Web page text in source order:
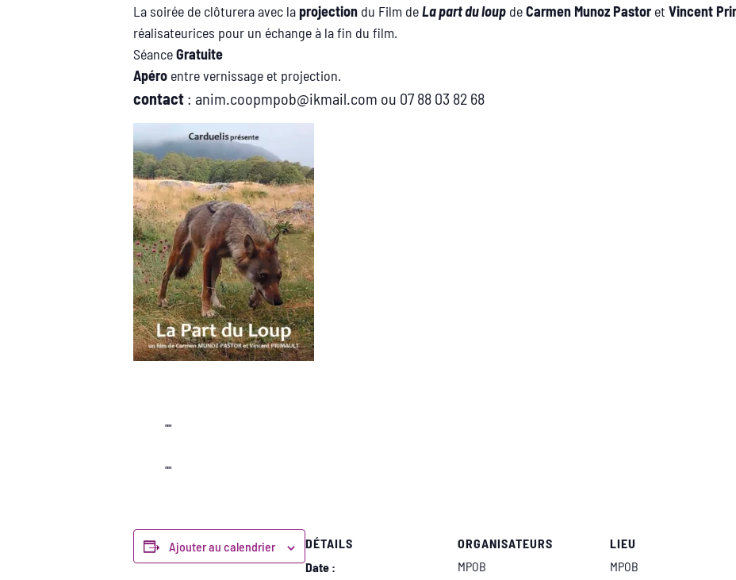
La soirée de clôturera avec laprojection du Film deLa part du loup deCarmen Munoz Pastoret Vincent
réalisateurices pour un échange à la fin du film.
SéanceGratuite
Apéro entre vernissage et projection.
contact : anim.coopmpob@ikmail.com ou 07 88 03 82 68
Ajouter au calendrier
DÉTAILS
Date :
ORGANISATEURS
MPOB
LIEU
MPOB